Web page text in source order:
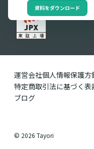
運営会社個人情報保護方
特定商取引法に基づく表
ブログ
© 2026 Tayori
資料をダウンロード